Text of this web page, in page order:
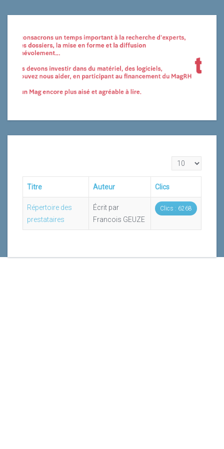
Affichage #
Titre Auteur Clics
Répertoire des
prestataires
Écrit par
Francois GEUZE
Clics : 6268